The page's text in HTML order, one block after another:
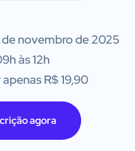
novembro de 2025
às 12h
R$ 19,90
agora